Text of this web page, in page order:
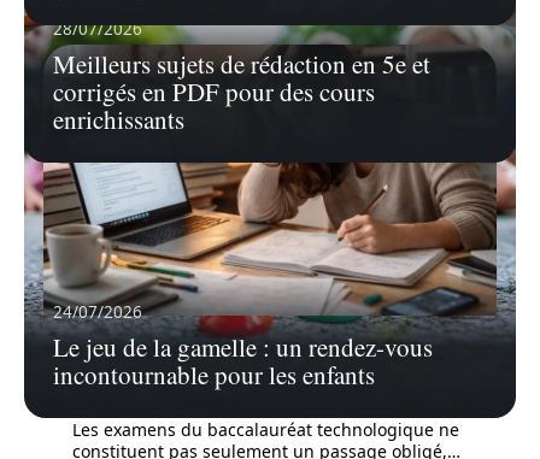
28/07/2026
Meilleurs sujets de rédaction en 5e et
corrigés en PDF pour des cours
enrichissants
24/07/2026
Le jeu de la gamelle : un rendez-vous
incontournable pour les enfants
05/07/2026
Découvrez les erreurs courantes à éviter
Les examens du baccalauréat technologique ne
constituent pas seulement un passage obligé,…